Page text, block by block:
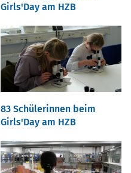
Girls'Day am HZB
83 Schülerinnen beim
Girls'Day am HZB